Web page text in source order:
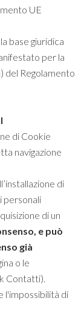
UE
base giuridica
per la
del Regolamento
di Cookie
navigazione
di
personali
di un
e può
già
o le
Contatti).
l'impossibilità di